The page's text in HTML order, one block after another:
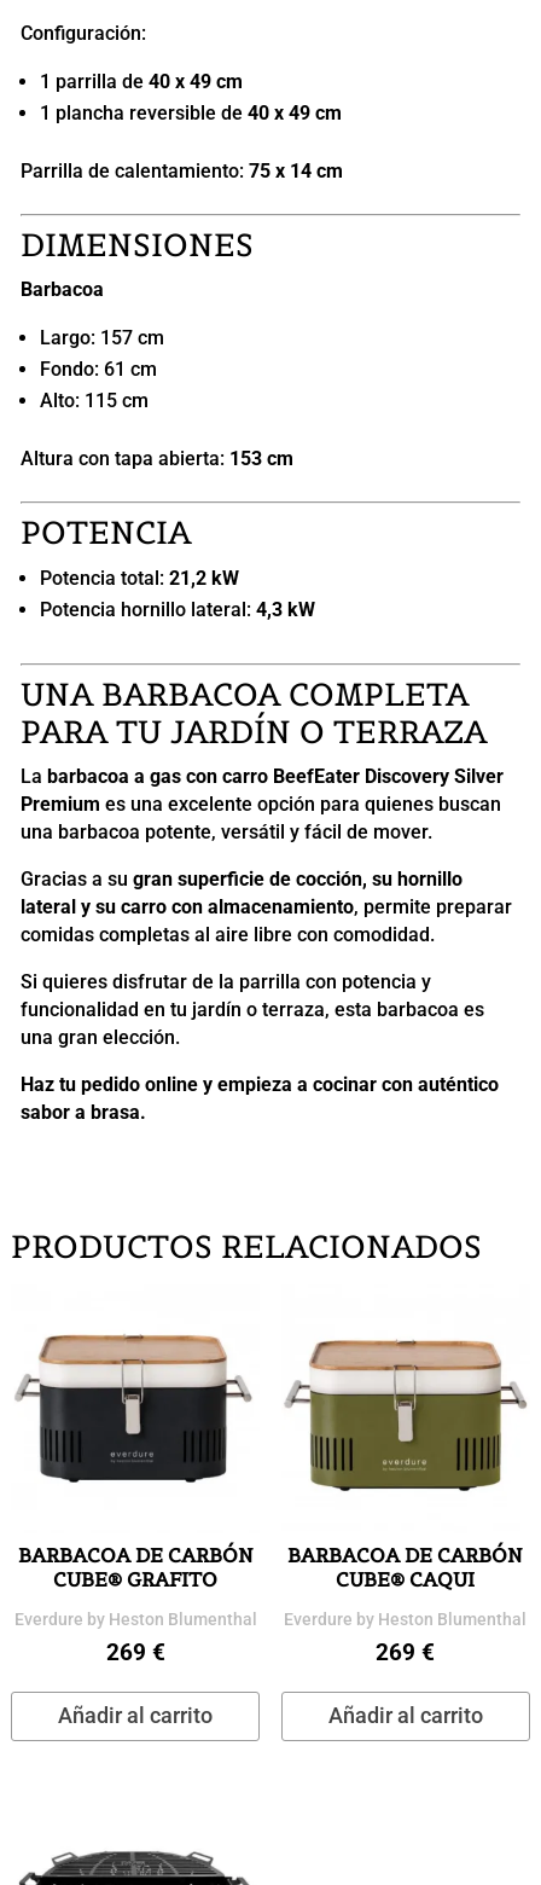
Configuración:
1 parrilla de 40 x 49 cm
1 plancha reversible de 40 x 49 cm
Parrilla de calentamiento: 75 x 14 cm
DIMENSIONES
Barbacoa
Largo: 157 cm
Fondo: 61 cm
Alto: 115 cm
Altura con tapa abierta: 153 cm
POTENCIA
Potencia total: 21,2 kW
Potencia hornillo lateral: 4,3 kW
UNA BARBACOA COMPLETA
PARA TU JARDÍN O TERRAZA
La barbacoa a gas con carro BeefEater Discovery Silver
Premium es una excelente opción para quienes buscan
una barbacoa potente, versátil y fácil de mover.
Gracias a su gran superficie de cocción, su hornillo
lateral y su carro con almacenamiento, permite preparar
comidas completas al aire libre con comodidad.
Si quieres disfrutar de la parrilla con potencia y
funcionalidad en tu jardín o terraza, esta barbacoa es
una gran elección.
Haz tu pedido online y empieza a cocinar con auténtico
sabor a brasa.
PRODUCTOS RELACIONADOS
BARBACOA DE CARBÓN
CUBE® GRAFITO
Everdure by Heston Blumenthal
269 €
Añadir al carrito
BARBACOA DE CARBÓN
CUBE® CAQUI
Everdure by Heston Blumenthal
269€
Añadir al carrito